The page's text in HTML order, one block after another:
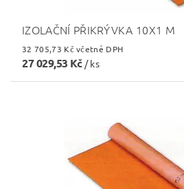
IZOLAČNÍ PŘIKRÝVKA 10X1 M
32 705,73 Kč včetně DPH
27 029,53 Kč / ks